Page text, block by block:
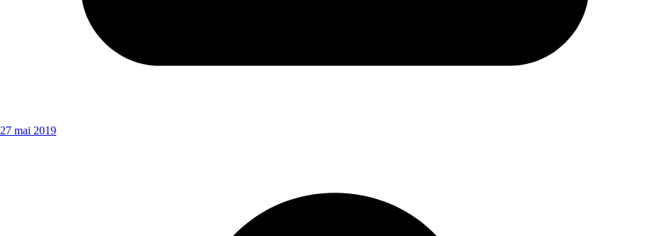
27 mai 2019